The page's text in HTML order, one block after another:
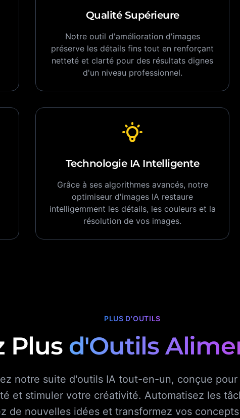
Qualité Supérieure
Notre outil d'amélioration d'images
préserve les détails fins tout en renforçant
netteté et clarté pour des résultats dignes
d'un niveau professionnel.
Technologie IA Intelligente
Grâce à ses algorithmes avancés, notre
optimiseur d'images IA restaure
intelligemment les détails, les couleurs et la
résolution de vos images.
PLUS D'OUTILS
Plus d'Outils
notre suite d'outils IA tout-en-un, conçue
et stimuler votre créativité. Automatisez les
de nouvelles idées et transformez vos